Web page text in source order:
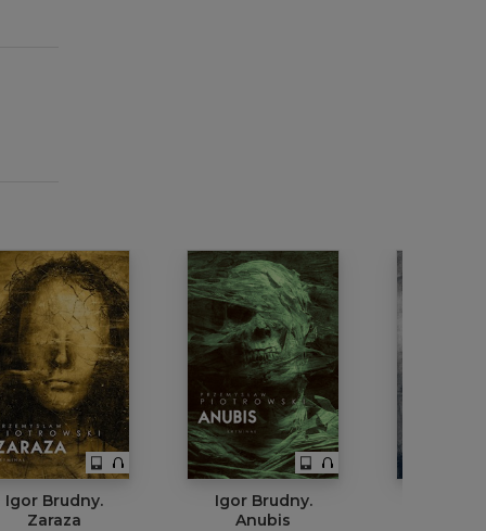
Igor Brudny.
Zaraza
Igor Brudny.
Anubis